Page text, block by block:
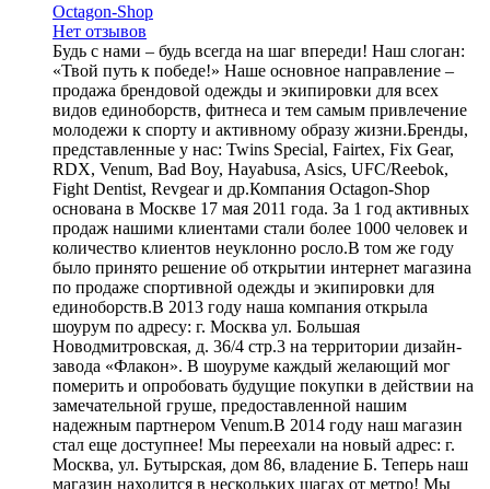
Octagon-Shop
Нет отзывов
Будь с нами – будь всегда на шаг впереди! Наш слоган:
«Твой путь к победе!» Наше основное направление –
продажа брендовой одежды и экипировки для всех
видов единоборств, фитнеса и тем самым привлечение
молодежи к спорту и активному образу жизни.Бренды,
представленные у нас: Twins Special, Fairtex, Fix Gear,
RDX, Venum, Bad Boy, Hayabusa, Asics, UFC/Reebok,
Fight Dentist, Revgear и др.Компания Octagon-Shop
основана в Москве 17 мая 2011 года. За 1 год активных
продаж нашими клиентами стали более 1000 человек и
количество клиентов неуклонно росло.В том же году
было принято решение об открытии интернет магазина
по продаже спортивной одежды и экипировки для
единоборств.В 2013 году наша компания открыла
шоурум по адресу: г. Москва ул. Большая
Новодмитровская, д. 36/4 стр.3 на территории дизайн-
завода «Флакон». В шоуруме каждый желающий мог
померить и опробовать будущие покупки в действии на
замечательной груше, предоставленной нашим
надежным партнером Venum.В 2014 году наш магазин
стал еще доступнее! Мы переехали на новый адрес: г.
Москва, ул. Бутырская, дом 86, владение Б. Теперь наш
магазин находится в нескольких шагах от метро! Мы